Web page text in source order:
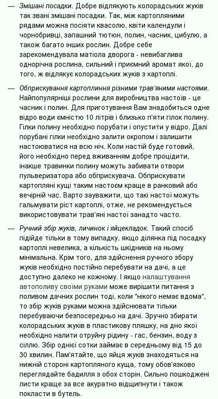
Змішані посадки. Добре відлякують колорадських жуків
так звані змішані посадки. Так, між картопляними
рядами можна посіяти квасолю, квіти календули і
чорнобривці, запашний тютюн, полин, часник, цибулю, а
також багато інших рослин. Добре себе
зарекомендувала матіола дворога - невибаглива
однорічна рослина, сильний і приємний аромат якої, до
того, ж відлякує колорадських жуків з картоплі.
Обприскування картоплиння різними трав'яними настоями.
Найпопулярніші рослини для виробництва настоїв - це
часник і полин. Для приготування Вам знадобиться одне
відро води ємністю 10 літрів і близько п'яти гілок полину.
Гілки полину необхідно порубати і опустити у відро. Далі
порубані гілки необхідно залити окропом і залишити
настоюватися на всю ніч. Коли настій буде готовий,
його необхідно перед вживанням добре процідити,
інакше травинки полину можуть забивати отвори
пульверизатора або обприскувача. Обприскувати
картопляні кущі таким настоєм краще в ранковий або
вечірній час. Варто зауважити, що такі настої можуть
гальмувати ріст картоплі, отже, не рекомендується
використовувати трав'яні настої занадто часто.
Ручний збір жуків, личинок і яйцекладок. Такий спосіб
підійде тільки в тому випадку, якщо ділянка під посадку
картоплі невелика, а кількість шкідників на ньому
мінімальна. Крім того, для здійснення ручного збору
жуків необхідно постійно перебувати на дачі, а це
доступно далеко не кожному. І якщо налаштування
автополиву своїми руками може вирішити питання з
поливом дачних рослин тоді, коли "нікого немає вдома",
то збір жуків руками можна здійснювати тільки
перебуваючи безпосередньо на дачі. Зручно збирати
колорадських жуків в пластикову пляшку, на дно якої
необхідно налити отруйну рідину - гас, бензин, воду з
сіллю. Збір однієї сотки займає в середньому від 15 до
30 хвилин. Пам'ятайте, що яйця жуків знаходяться на
нижній стороні картопляного куща, тому обов'язково
переглядайте бадилля з обох сторін. Сильно пошкоджені
листи краще за все акуратно відщипнути і також
покласти в бутель.